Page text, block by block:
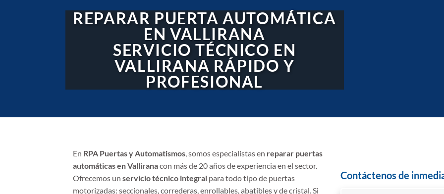
REPARAR PUERTA AUTOMÁTICA
EN VALLIRANA
SERVICIO TÉCNICO EN
VALLIRANA RÁPIDO Y
PROFESIONAL
En RPA Puertas y Automatismos, somos especialistas en reparar puertas
automáticas en Valliranacon más de 20 años de experiencia en el sector.
Ofrecemos un servicio técnico integral para todo tipo de puertas
motorizadas: seccionales, correderas, enrollables, abatibles y de cristal. Si
Contáctenos de